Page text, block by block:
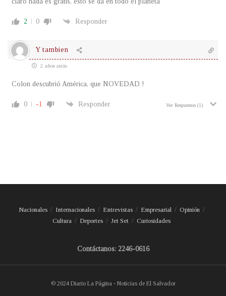
2 0 Responder
Y tambien
2 años atrás
Colon descubrió América, que NOVEDAD !
0 -1 Responder Ver Respuestas (1)
Nacionales Internacionales Entrevistas Empresarial
Opinión
Cultura
Deportes Jet Set Curiosidades
Contáctanos: 2246-0616
© 2024 Diario La Página - Noticias de El Salvador